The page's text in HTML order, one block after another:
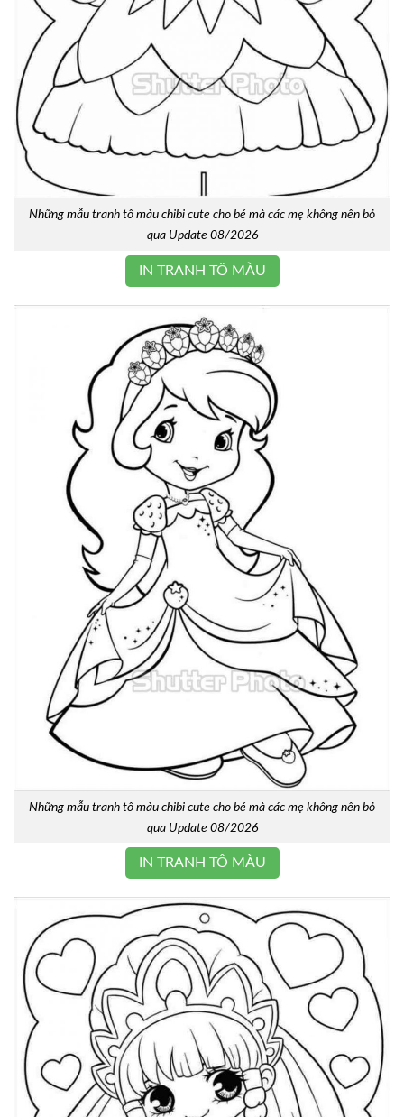
Những mẫu tranh tô màu chibi cute cho bé mà các mẹ không nên bỏ
qua Update 08/2026
IN TRANH TÔ MÀU
Những mẫu tranh tô màu chibi cute cho bé mà các mẹ không nên bỏ
qua Update 08/2026
IN TRANH TÔ MÀU